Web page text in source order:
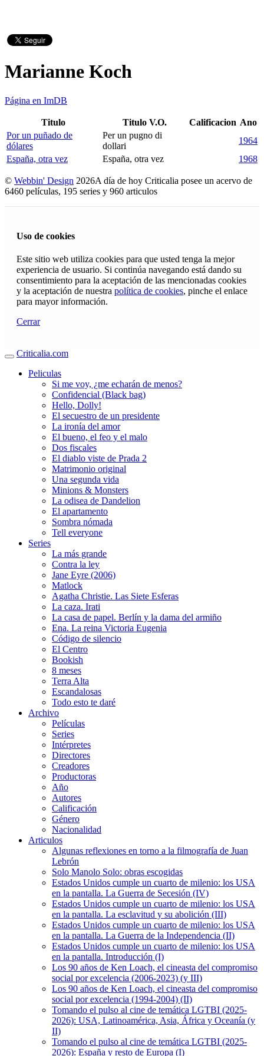
Marianne Koch
Página en ImDB
Titulo Titulo V.O. Calificacion Ano
Por un puñado de
dólares
Per un pugno di
dollari
1964
España, otra vez
España, otra vez 1968
© Webbin' Design 2026A día de hoy Criticalia posee un acervo de
6460 películas, 195 series y 960 articulos
Uso de cookies
Este sitio web utiliza cookies para que usted tenga la mejor
experiencia de usuario. Si continúa navegando está dando su
consentimiento para la aceptación de las mencionadas cookies
y la aceptación de nuestra política de cookies, pinche el enlace
para mayor información.
Cerrar
Criticalia.com
Peliculas
Si me voy, ¿me echarán de menos?
Confidencial (Black bag)
Hello, Dolly!
El secuestro de un presidente
La ironía del amor
El bueno, el feo y el malo
Dos fiscales
El diablo viste de Prada 2
Matrimonio original
Una segunda vida
Minions & Monsters
La odisea de Dandelion
El apartamento
Sombra nómada
Tell everyone
Series
La más grande
Contra la ley
Jane Eyre (2006)
Matlock
Agatha Christie. Las Siete Esferas
La caza. Irati
La casa de papel. Berlín y la dama del armiño
Ena. La reina Victoria Eugenia
Código de silencio
El Centro
Bookish
8 meses
Terra Alta
Escandalosas
Todo esto te daré
Archivo
Películas
Series
Intérpretes
Directores
Creadores
Productoras
Año
Autores
Calificación
Género
Nacionalidad
Articulos
Algunas reflexiones en torno a la filmografía de Juan
Lebrón
Solo Manolo Solo: obras escogidas
Estados Unidos cumple un cuarto de milenio: los USA
en la pantalla. La Guerra de Secesión (IV)
Estados Unidos cumple un cuarto de milenio: los USA
en la pantalla. La esclavitud y su abolición (III)
Estados Unidos cumple un cuarto de milenio: los USA
en la pantalla. La Guerra de la Independencia (II)
Estados Unidos cumple un cuarto de milenio: los USA
en la pantalla. Introducción (I)
Los 90 años de Ken Loach, el cineasta del compromiso
social por excelencia (2006-2023) (y III)
Los 90 años de Ken Loach, el cineasta del compromiso
social por excelencia (1994-2004) (II)
Tomando el pulso al cine de temática LGTBI (2025-
2026): USA, Latinoamérica, Asia, África y Oceanía (y
II)
Tomando el pulso al cine de temática LGTBI (2025-
2026): España y resto de Europa (I)